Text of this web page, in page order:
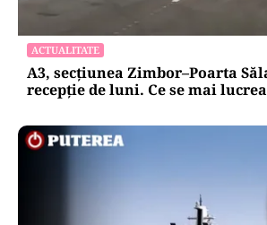
ACTUALITATE
A3, secțiunea Zimbor–Poarta
recepție de luni. Ce se mai